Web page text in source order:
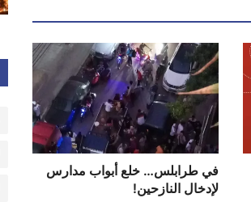
في طرابلس… خلع أبواب مدارس
لإدخال النازحين!